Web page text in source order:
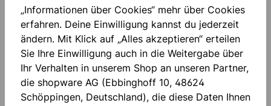
Zu den Sonderschnitten >
04.11.2024
Ähnliche Fragen
„Informationen über Cookies“ mehr über Cookies
erfahren. Deine Einwilligung kannst du jederzeit
ändern. Mit Klick auf „Alles akzeptieren“ erteilen
Sie Ihre Einwilligung auch in die Weitergabe über
Ihr Verhalten in unserem Shop an unseren Partner,
die shopware AG (Ebbinghoff 10, 48624
Schöppingen, Deutschland), die diese Daten Ihnen